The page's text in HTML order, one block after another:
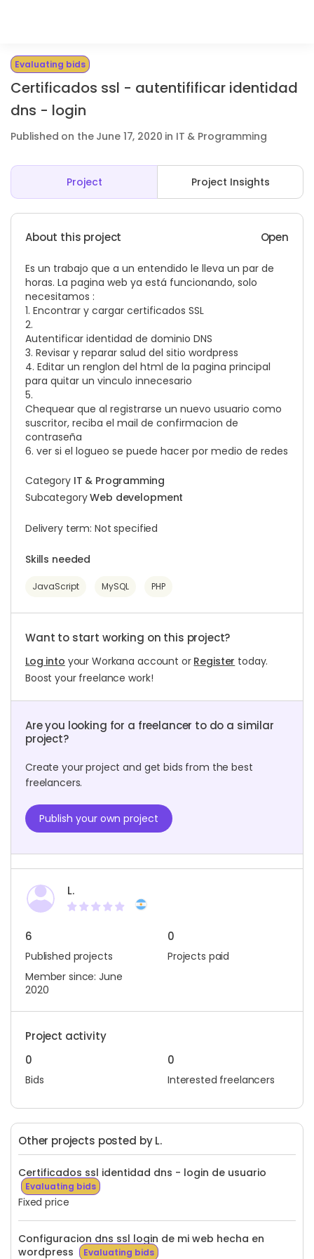
Evaluating bids
Certificados ssl - autentifificar identidad
dns - login
Published on the June 17, 2020 in IT & Programming
Project Project Insights
About this project Open
Es un trabajo que a un entendido le lleva un par de
horas. La pagina web ya está funcionando, solo
necesitamos :
1. Encontrar y cargar certificados SSL
2.
Autentificar identidad de dominio DNS
3. Revisar y reparar salud del sitio wordpress
4. Editar un renglon del html de la pagina principal
para quitar un vinculo innecesario
5.
Chequear que al registrarse un nuevo usuario como
suscritor, reciba el mail de confirmacion de
contraseña
6. ver si el logueo se puede hacer por medio de redes
Category IT & Programming
SubcategoryWeb development
Delivery term: Not specified
Skills needed
JavaScript MySQL PHP
Want to start working on this project?
Log into your Workana account or Register today.
Boost your freelance work!
Are you looking for a freelancer to do a similar
project?
Create your project and get bids from the best
freelancers.
Publish your own project
L.
6
Published projects
0
Projects paid
Member since: June
2020
Project activity
0
Bids
0
Interested freelancers
Other projects posted by L.
Certificados ssl identidad dns - login de usuario
Evaluating bids
Fixed price
Configuracion dns ssl login de mi web hecha en
wordpress
Evaluating bids